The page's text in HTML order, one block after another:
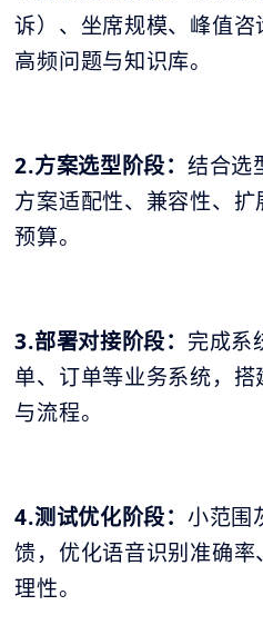
诉）、坐席规模、峰值
高频问题与知识库。
2.方案选型阶段： 结合选
方案适配性、兼容性、
预算。
3.部署对接阶段： 完成系
单、订单等业务系统，
与流程。
4.测试优化阶段： 小范围
馈，优化语音识别准确
理性。